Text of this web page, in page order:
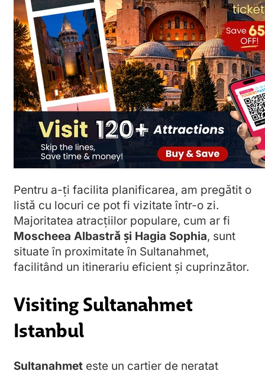
Pentru a-ți facilita planificarea, am pregătit o
listă cu locuri ce pot fi vizitate într-o zi.
Majoritatea atracțiilor populare, cum ar fi
Moscheea Albastră și Hagia Sophia, sunt
situate în proximitate în Sultanahmet,
facilitând un itinerariu eficient și cuprinzător.
Visiting Sultanahmet
Istanbul
Sultanahmet este un cartier de neratat